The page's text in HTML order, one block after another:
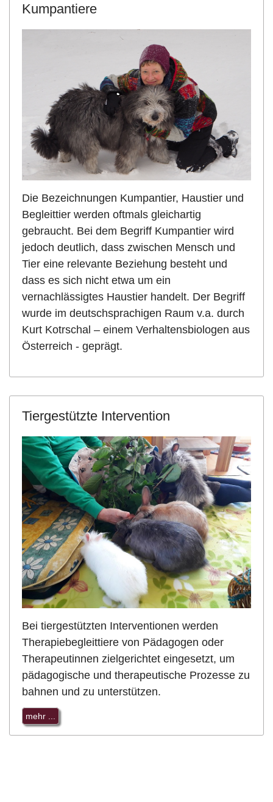
Kumpantiere
Die Bezeichnungen Kumpantier, Haustier und
Begleittier werden oftmals gleichartig
gebraucht. Bei dem Begriff Kumpantier wird
jedoch deutlich, dass zwischen Mensch und
Tier eine relevante Beziehung besteht und
dass es sich nicht etwa um ein
vernachlässigtes Haustier handelt. Der Begriff
wurde im deutschsprachigen Raum v.a. durch
Kurt Kotrschal – einem Verhaltensbiologen aus
Österreich - geprägt.
Tiergestützte Intervention
Bei tiergestützten Interventionen werden
Therapiebegleittiere von Pädagogen oder
Therapeutinnen zielgerichtet eingesetzt, um
pädagogische und therapeutische Prozesse zu
bahnen und zu unterstützen.
mehr ...